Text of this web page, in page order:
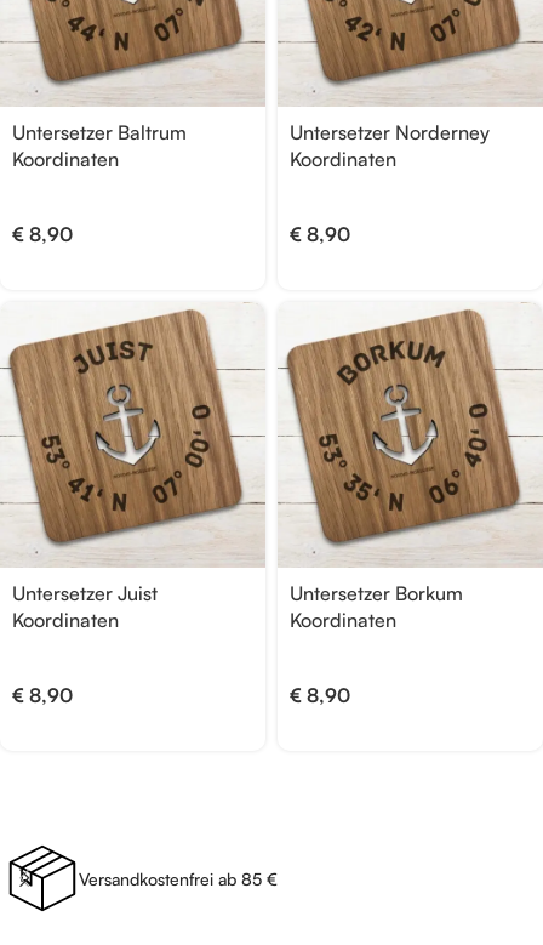
Untersetzer Baltrum
Koordinaten
€ 8,90
Untersetzer Norderney
Koordinaten
€ 8,90
Untersetzer Juist
Koordinaten
€ 8,90
Untersetzer Borkum
Koordinaten
€ 8,90
Versandkostenfrei ab 85 €